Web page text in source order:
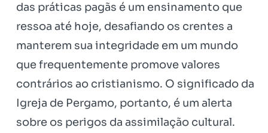
das práticas pagãs é um ensinamento que
ressoa até hoje, desafiando os crentes a
manterem sua integridade em um mundo
que frequentemente promove valores
contrários ao cristianismo. O significado da
Igreja de Pergamo, portanto, é um alerta
sobre os perigos da assimilação cultural.